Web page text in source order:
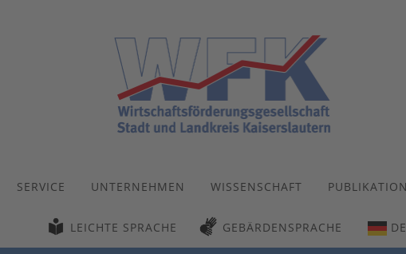
SERVICE UNTERNEHMEN WISSENSCHAFT
LEICHTE SPRACHE GEBÄRDENSPRACHE DE